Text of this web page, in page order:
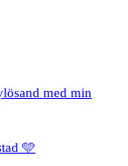
med min
🩵